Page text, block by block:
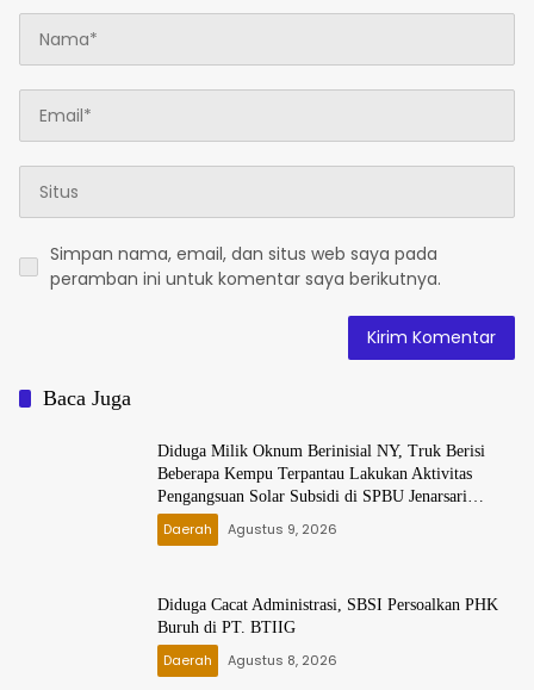
Simpan nama, email, dan situs web saya pada
peramban ini untuk komentar saya berikutnya.
Baca Juga
Diduga Milik Oknum Berinisial NY, Truk Berisi
Beberapa Kempu Terpantau Lakukan Aktivitas
Pengangsuan Solar Subsidi di SPBU Jenarsari
Kendal
Daerah Agustus 9, 2026
Diduga Cacat Administrasi, SBSI Persoalkan PHK
Buruh di PT. BTIIG
Daerah Agustus 8, 2026